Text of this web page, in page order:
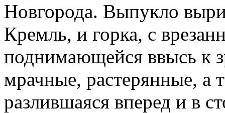
Новгорода. Выпукло
Кремль, и горка, с
поднимающейся ввысь к
мрачные, растерянные, а
разлившаяся вперед и в